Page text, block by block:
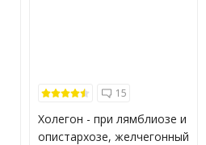
15
Холегон - при лямблиозе и
опистархозе, желчегонный